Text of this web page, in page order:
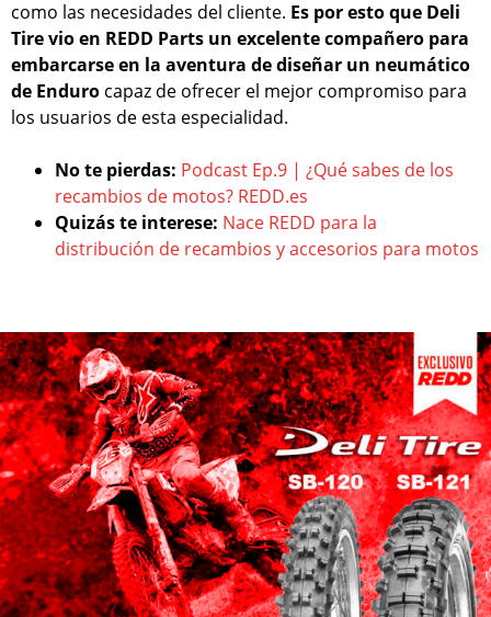
como las necesidades del cliente. Es por esto que Deli
Tire vio en REDD Parts un excelente compañero para
embarcarse en la aventura de diseñar un neumático
de Enduro capaz de ofrecer el mejor compromiso para
los usuarios de esta especialidad.
No te pierdas: Podcast Ep.9 | ¿Qué sabes de los
recambios de motos? REDD.es
Quizás te interese: Nace REDD para la
distribución de recambios y accesorios para motos